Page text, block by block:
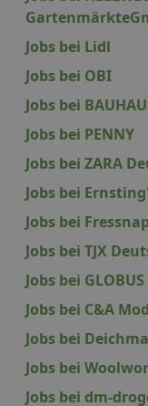
Jobs bei Lidl
Jobs bei OBI
Jobs bei
Jobs bei PENNY
Jobs bei ZARA
Jobs bei
Jobs bei
Jobs bei TJX
Jobs bei
Jobs bei C&A
Jobs bei
Jobs bei
Jobs bei dm-